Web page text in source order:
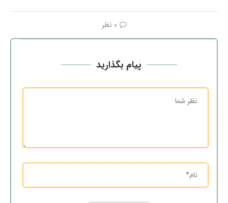
0 نظر
پیام بگذارید